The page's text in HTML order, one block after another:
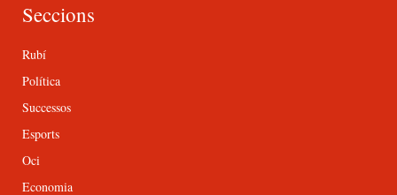
Seccions
Rubí
Política
Successos
Esports
Oci
Economia